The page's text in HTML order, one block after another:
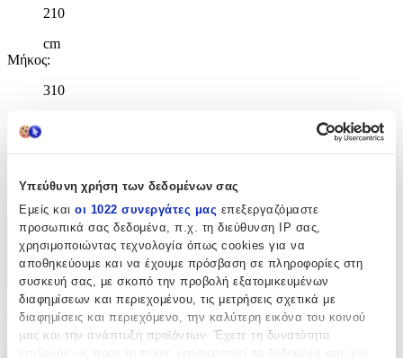
Υπεύθυνη χρήση των δεδομένων σας
Εμείς και οι 1022 συνεργάτες μας επεξεργαζόμαστε
προσωπικά σας δεδομένα, π.χ. τη διεύθυνση IP σας,
χρησιμοποιώντας τεχνολογία όπως cookies για να
αποθηκεύουμε και να έχουμε πρόσβαση σε πληροφορίες στη
συσκευή σας, με σκοπό την προβολή εξατομικευμένων
διαφημίσεων και περιεχομένου, τις μετρήσεις σχετικά με
διαφημίσεις και περιεχόμενο, την καλύτερη εικόνα του κοινού
μας και την ανάπτυξη προϊόντων. Έχετε τη δυνατότητα
210
cm
Μήκος:
310
Πάχος
Χαρακτηριστικά
Χαρακτηριστικά